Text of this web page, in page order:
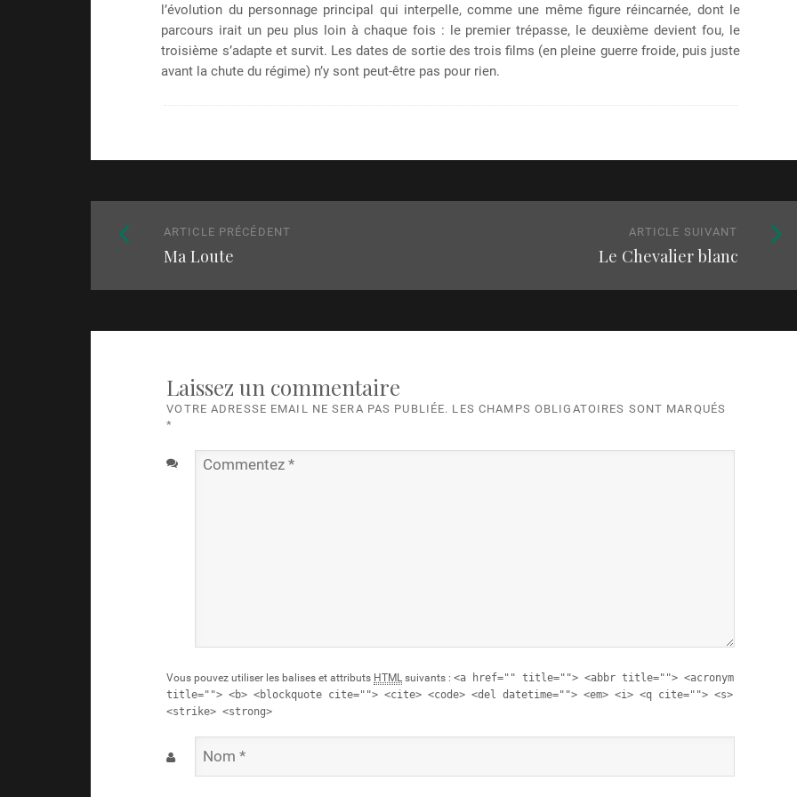
l’évolution du personnage principal qui interpelle, comme une même figure réincarnée, dont le
parcours irait un peu plus loin à chaque fois : le premier trépasse, le deuxième devient fou, le
troisième s’adapte et survit. Les dates de sortie des trois films (en pleine guerre froide, puis juste
avant la chute du régime) n’y sont peut-être pas pour rien.
Naviguez
parmi
articles
ARTICLE PRÉCÉDENT
Ma Loute
ARTICLE SUIVANT
Le Chevalier blanc
Article
Laissez un commentaire
VOTRE ADRESSE EMAIL NE SERA PAS PUBLIÉE. LES CHAMPS OBLIGATOIRES SONT MARQUÉS
*
Commentez
Vous pouvez utiliser les balises et attributs HTMLsuivants :<a href="" title=""> <abbr title=""> <acronym
title=""> <b> <blockquote cite=""> <cite> <code> <del datetime=""> <em> <i> <q cite=""> <s>
<strike> <strong>
Nom